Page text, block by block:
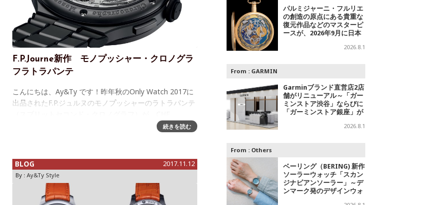
F.P.Journe新作 モノプッシャー・クロノグラ
フラトラパンテ
こんにちは、Ay&Ty です！昨年秋のOnly Watch 2017に
出品されたF.P.ジュルヌのモノプッシャーのラトラパンテ
1,150,000（日本円で約1億3110万円）で落札されたの
続きを読む
BLOG 2017.11.12
By : Ay&Ty Style
パルミジャーニ・フルリエ
の創造の原点にある貴重な
復元作品などのマスターピ
ースが、2026年9月に日本
2026.8.1
From : GARMIN
Garminブランド直営店2店
舗がリニューアル～「ガー
ミンストア渋谷」ならびに
「ガーミンストア銀座」が
2026.8.1
From : Others
ベーリング（BERING) 新作
ソーラーウォッチ「スカン
ジナビアンソーラー」～デ
ンマーク発のデザインウォ